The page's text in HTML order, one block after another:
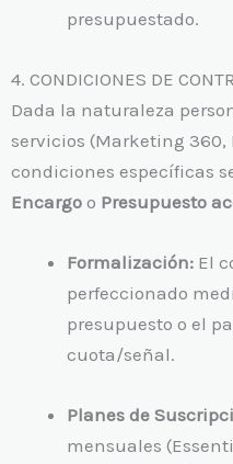
presupuestado.
4. CONDICIONES DE
Dada la naturaleza
servicios (Marketing 360,
condiciones específicas
Encargo o Presupuesto
Formalización: El
perfeccionado
presupuesto o el
cuota/señal.
Planes de
mensuales